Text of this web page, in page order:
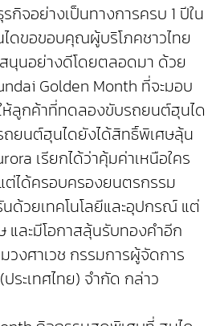
กิจอย่างเป็นทางการครบ 1 ปีใน
ดขอขอบคุณผู้บริโภคชาวไทย
นุนอย่างดีโดยตลอดมา ด้วย
Golden Month ที่จะมอบ
ห้ลูกค้าที่ทดลองขับรถยนต์ฮุนได
ยนต์ฮุนไดยังได้สิทธิ์พิเศษลุ้น
เรียกได้ว่าคุ้มค่าเหนือใคร
ต่ได้ครอบครองยนตรกรรม
วยเทคโนโลยีและอุปกรณ์ แต่
และมีโอกาสลุ้นรับทองคำอีก
วงศาเวช กรรมการผู้จัดการ
ระเทศไทย) จำกัด กล่าว